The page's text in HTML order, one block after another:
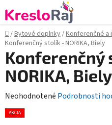
na
obsah
Domov
/Bytové doplnky/Konferenčné a
Konferenčný stolík - NORIKA, Biely
Konferenčný
NORIKA, Biely
Priemerné
hodnotenie
Neohodnotené Podrobnosti
AKCIA